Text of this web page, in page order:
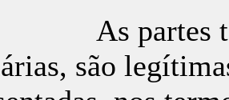
partes têm
são